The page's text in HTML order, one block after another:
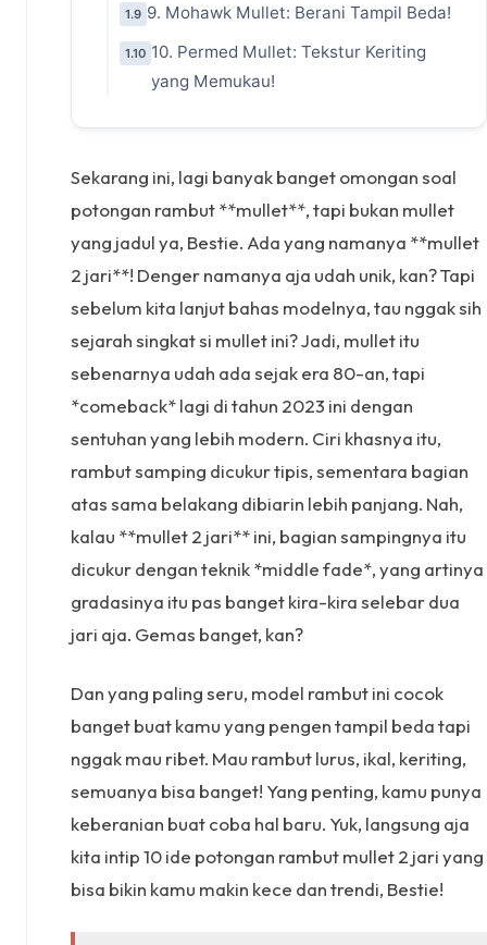
1.9 9. Mohawk Mullet: Berani Tampil Beda!
1.10 10. Permed Mullet: Tekstur Keriting
yang Memukau!
Sekarang ini, lagi banyak banget omongan soal
potongan rambut **mullet**, tapi bukan mullet
yang jadul ya, Bestie. Ada yang namanya **mullet
2 jari**! Denger namanya aja udah unik, kan? Tapi
sebelum kita lanjut bahas modelnya, tau nggak sih
sejarah singkat si mullet ini? Jadi, mullet itu
sebenarnya udah ada sejak era 80-an, tapi
*comeback* lagi di tahun 2023 ini dengan
sentuhan yang lebih modern. Ciri khasnya itu,
rambut samping dicukur tipis, sementara bagian
atas sama belakang dibiarin lebih panjang. Nah,
kalau **mullet 2 jari** ini, bagian sampingnya itu
dicukur dengan teknik *middle fade*, yang artinya
gradasinya itu pas banget kira-kira selebar dua
jari aja. Gemas banget, kan?
Dan yang paling seru, model rambut ini cocok
banget buat kamu yang pengen tampil beda tapi
nggak mau ribet. Mau rambut lurus, ikal, keriting,
semuanya bisa banget! Yang penting, kamu punya
keberanian buat coba hal baru. Yuk, langsung aja
kita intip 10 ide potongan rambut mullet 2 jari yang
bisa bikin kamu makin kece dan trendi, Bestie!